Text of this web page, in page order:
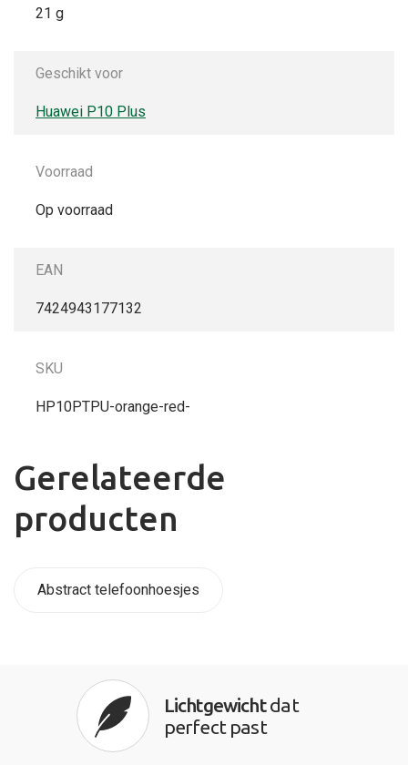
21 g
Geschikt voor
Huawei P10 Plus
Voorraad
Op voorraad
EAN
7424943177132
SKU
HP10PTPU-orange-red-
Gerelateerde
producten
Abstract telefoonhoesjes
Lichtgewichtdat
perfect past